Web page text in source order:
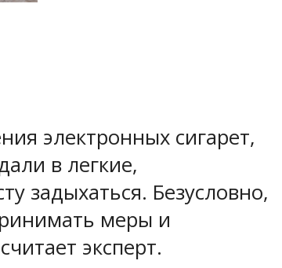
электронных сигарет,
в легкие,
задыхаться. Безусловно,
меры и
эксперт.